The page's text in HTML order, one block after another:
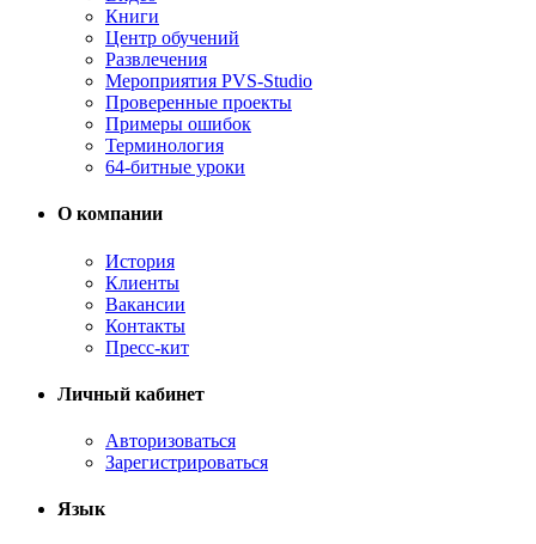
Книги
Центр обучений
Развлечения
Мероприятия PVS-Studio
Проверенные проекты
Примеры ошибок
Терминология
64-битные уроки
О компании
История
Клиенты
Вакансии
Контакты
Пресс-кит
Личный кабинет
Авторизоваться
Зарегистрироваться
Язык